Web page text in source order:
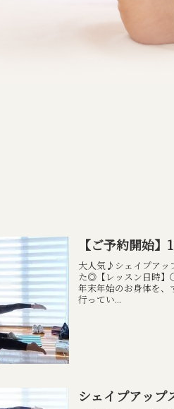
【ご予約開始
大人気♪シェイプアッ
た◎【レッスン日時】
年末年始のお身体を
行ってい...
シェイプアップ